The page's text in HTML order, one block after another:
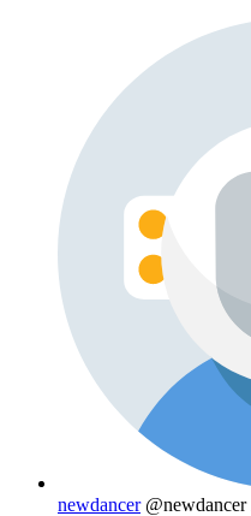
newdancer @newdancer